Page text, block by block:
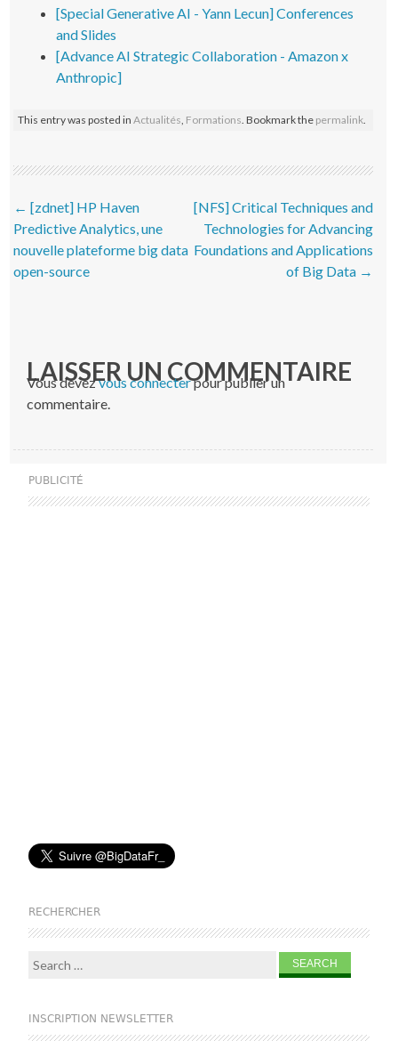
[Special Generative AI - Yann Lecun] Conferences
and Slides
[Advance AI Strategic Collaboration - Amazon x
Anthropic]
This entry was posted inActualités Formations . Bookmark the permalink
Post navigation
← [zdnet] HP Haven
Predictive Analytics, une
nouvelle plateforme big data
open-source
[NFS] Critical Techniques and
Technologies for Advancing
Foundations and Applications
of Big Data →
LAISSER UN COMMENTAIRE
Vous devezvous connecterpour publier un
commentaire.
PUBLICITÉ
RECHERCHER
Search for:
INSCRIPTION NEWSLETTER